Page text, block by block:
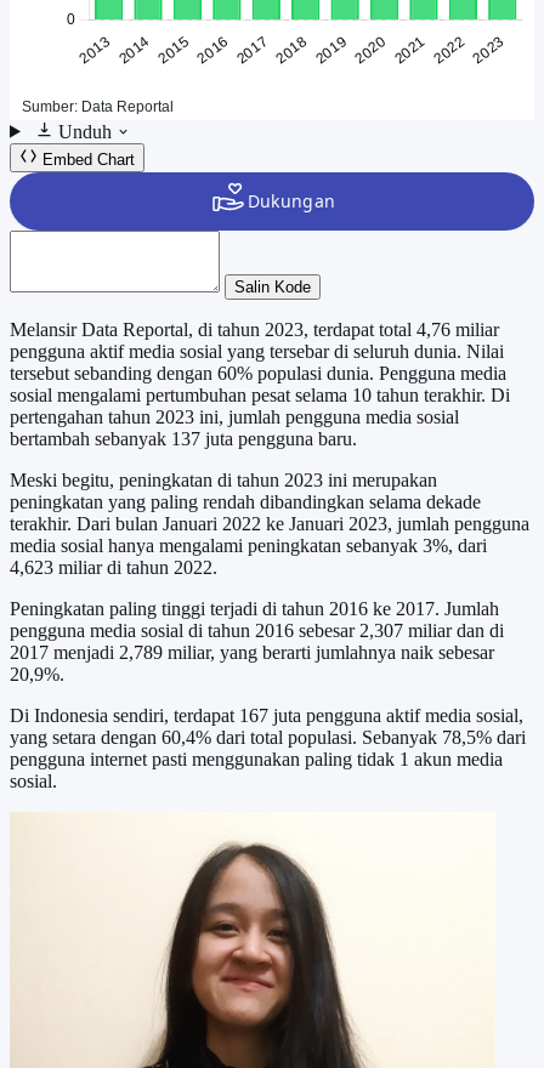
Unduh
Embed Chart
Salin Kode
Melansir Data Reportal, di tahun 2023, terdapat total 4,76 miliar
pengguna aktif media sosial yang tersebar di seluruh dunia. Nilai
tersebut sebanding dengan 60% populasi dunia. Pengguna media
sosial mengalami pertumbuhan pesat selama 10 tahun terakhir. Di
pertengahan tahun 2023 ini, jumlah pengguna media sosial
bertambah sebanyak 137 juta pengguna baru.
Meski begitu, peningkatan di tahun 2023 ini merupakan
peningkatan yang paling rendah dibandingkan selama dekade
terakhir. Dari bulan Januari 2022 ke Januari 2023, jumlah pengguna
media sosial hanya mengalami peningkatan sebanyak 3%, dari
4,623 miliar di tahun 2022.
Peningkatan paling tinggi terjadi di tahun 2016 ke 2017. Jumlah
pengguna media sosial di tahun 2016 sebesar 2,307 miliar dan di
2017 menjadi 2,789 miliar, yang berarti jumlahnya naik sebesar
20,9%.
Di Indonesia sendiri, terdapat 167 juta pengguna aktif media sosial,
yang setara dengan 60,4% dari total populasi. Sebanyak 78,5% dari
pengguna internet pasti menggunakan paling tidak 1 akun media
sosial.